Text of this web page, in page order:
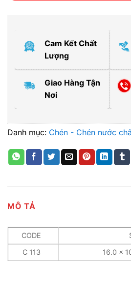
Cam Kết Chất
Lượng
Giao Hàng Tận
Nơi
Danh mục: Chén - Chén nước
MÔ TẢ
CODE
C 113
16.0 x